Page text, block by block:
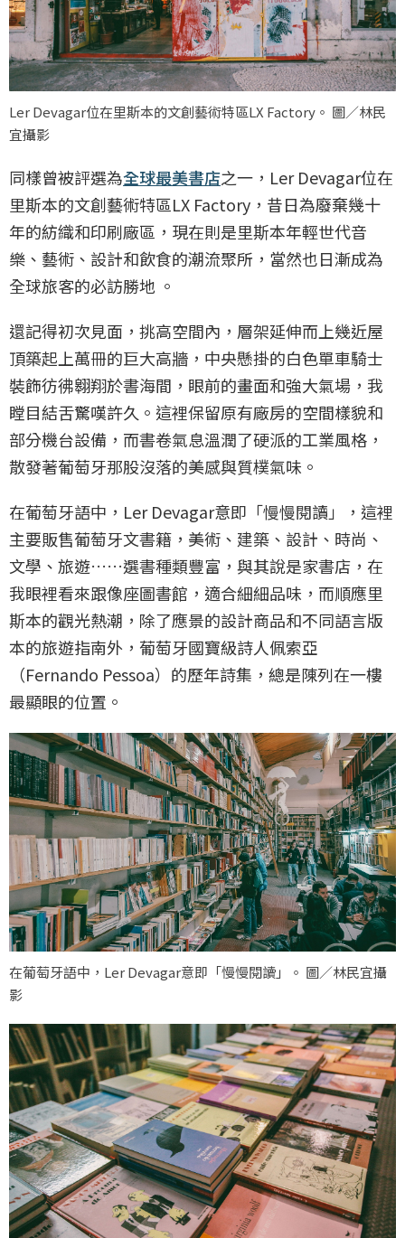
Ler Devagar位在里斯本的文創藝術特區LX Factory。 圖／林民
宜攝影
同樣曾被評選為全球最美書店之一，Ler Devagar位在
里斯本的文創藝術特區LX Factory，昔日為廢棄幾十
年的紡織和印刷廠區，現在則是里斯本年輕世代音
樂、藝術、設計和飲食的潮流聚所，當然也日漸成為
全球旅客的必訪勝地 。
還記得初次見面，挑高空間內，層架延伸而上幾近屋
頂築起上萬冊的巨大高牆，中央懸掛的白色單車騎士
裝飾彷彿翱翔於書海間，眼前的畫面和強大氣場，我
瞠目結舌驚嘆許久。這裡保留原有廠房的空間樣貌和
部分機台設備，而書卷氣息溫潤了硬派的工業風格，
散發著葡萄牙那股沒落的美感與質樸氣味。
在葡萄牙語中，Ler Devagar意即「慢慢閱讀」，這裡
主要販售葡萄牙文書籍，美術、建築、設計、時尚、
文學、旅遊……選書種類豐富，與其說是家書店，在
我眼裡看來跟像座圖書館，適合細細品味，而順應里
斯本的觀光熱潮，除了應景的設計商品和不同語言版
本的旅遊指南外，葡萄牙國寶級詩人佩索亞
（Fernando Pessoa）的歷年詩集，總是陳列在一樓
最顯眼的位置。
在葡萄牙語中，Ler Devagar意即「慢慢閱讀」。 圖／林民宜攝
影